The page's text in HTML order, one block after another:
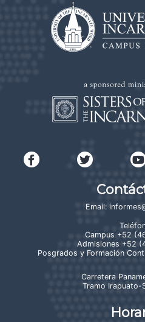
Email:
Campus +52
Admisiones +52
Posgrados y Formación
Carretera
Tramo Irapuato-